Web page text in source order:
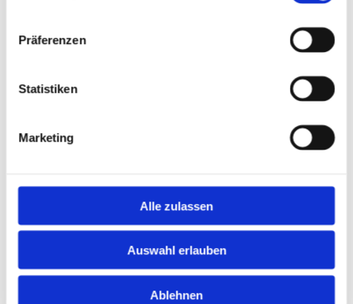
Präferenzen
Statistiken
Marketing
Alle zulassen
Auswahl erlauben
Ablehnen
Telefonnummer